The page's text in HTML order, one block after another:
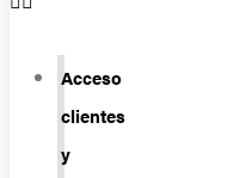
Acceso
clientes
y